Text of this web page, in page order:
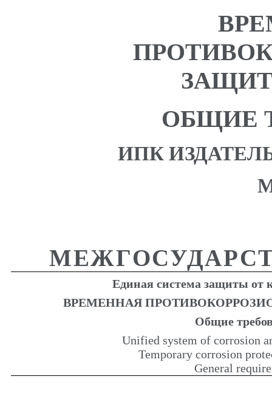
ОБЩИЕ
ИПК
Единая система защиты от
ВРЕМЕННАЯ
Общие
Unified system of corrosion
Temporary corrosion
General